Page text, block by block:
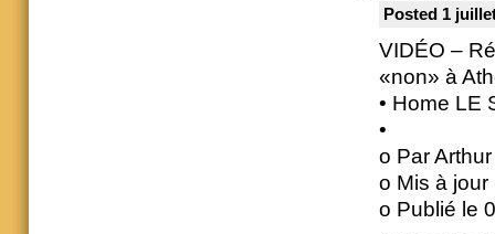
Posted 1
VIDÉO –
«non» à
• Home LE
•
o Par
o Mis à
o Publié le